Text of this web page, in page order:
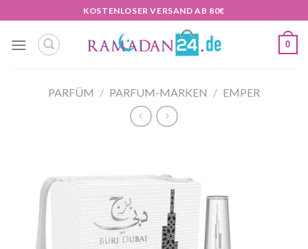
Inhalt
springen
KOSTENLOSER VERSAND AB 80€
0
PARFÜM / PARFUM-MARKEN / EMPER